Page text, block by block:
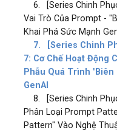
6.
[Series Chinh
Vai Trò Của Prompt -
Khai Phá Sức Mạnh
7.
[Series Chinh
7: Cơ Chế Hoạt Động
Phẫu Quá Trình "Biên
GenAI
8.
[Series Chinh
Phân Loại Prompt
Pattern" Vào Nghệ